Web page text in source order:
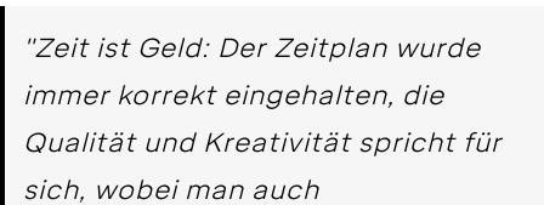
"Zeit ist Geld: Der Zeitplan wurde
immer korrekt eingehalten, die
Qualität und Kreativität spricht für
sich, wobei man auch